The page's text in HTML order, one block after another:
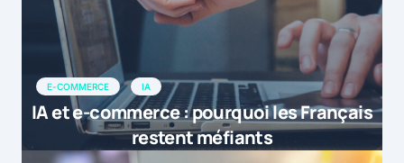
E-COMMERCE IA
IA et e-commerce : pourquoi les Français
restent méfiants